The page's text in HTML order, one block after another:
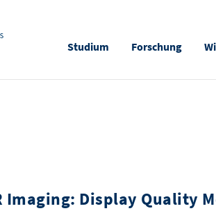
Studium Forschung
Imaging: Display Quality